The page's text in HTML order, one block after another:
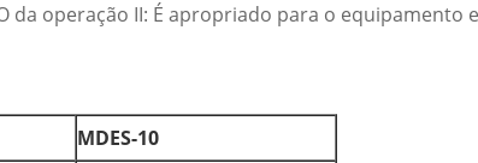
da operação II: É apropriado para o
MDES-10